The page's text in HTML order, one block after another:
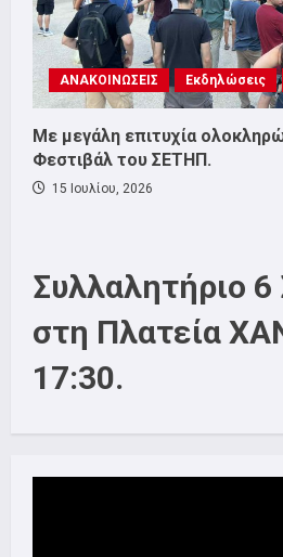
ΑΝΑΚΟΙΝΩΣΕΙΣ Εκδηλώσεις
Με μεγάλη επιτυχία
Φεστιβάλ του ΣΕΤΗΠ.
15 Ιουλίου, 2026
Συλλαλητήριο
στη Πλατεία
17:30.